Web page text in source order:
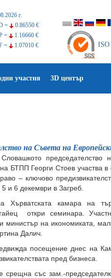
г.
=
0.86550 €
=
1.16660 €
=
1.07010 € ISO
участия 3D център
на Съвета на
председателство
БТПП Георги Стоев участва
– ключово
и 6 декември в Загреб.
Хърватската камара на
откри семинара.
министър на икономиката,
Далич.
посещение днес на
пред бизнеса.
срещна със зам.-